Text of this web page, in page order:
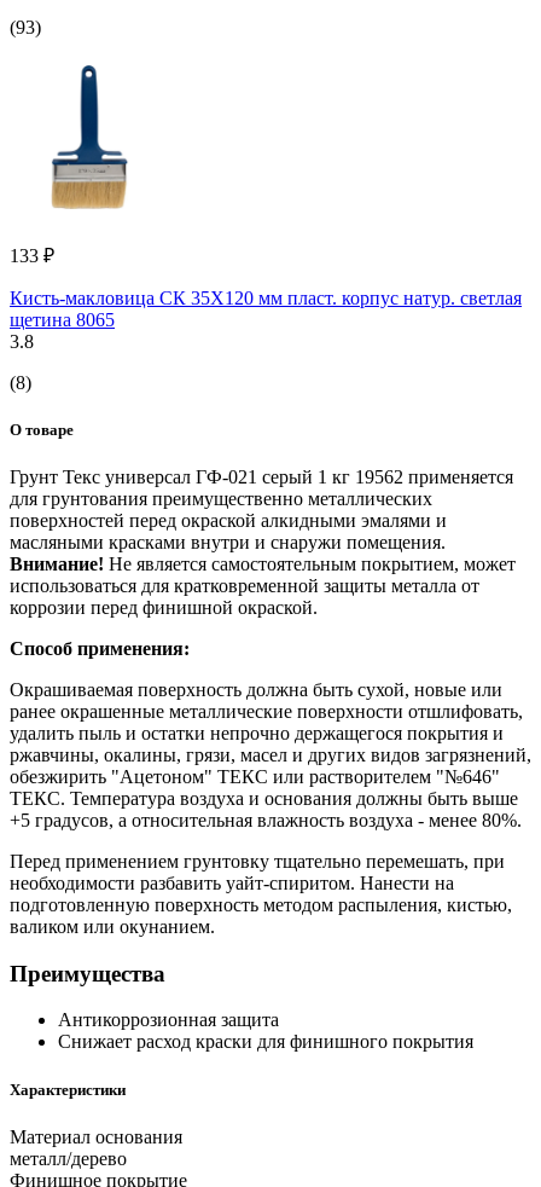
(93)
133 ₽
Кисть-макловица СК 35Х120 мм пласт. корпус натур. светлая
щетина 8065
3.8
(8)
О товаре
Грунт Текс универсал ГФ-021 серый 1 кг 19562 применяется
для грунтования преимущественно металлических
поверхностей перед окраской алкидными эмалями и
масляными красками внутри и снаружи помещения.
Внимание! Не является самостоятельным покрытием, может
использоваться для кратковременной защиты металла от
коррозии перед финишной окраской.
Способ применения:
Окрашиваемая поверхность должна быть сухой, новые или
ранее окрашенные металлические поверхности отшлифовать,
удалить пыль и остатки непрочно держащегося покрытия и
ржавчины, окалины, грязи, масел и других видов загрязнений,
обезжирить "Ацетоном" ТЕКС или растворителем "№646"
ТЕКС. Температура воздуха и основания должны быть выше
+5 градусов, а относительная влажность воздуха - менее 80%.
Перед применением грунтовку тщательно перемешать, при
необходимости разбавить уайт-спиритом. Нанести на
подготовленную поверхность методом распыления, кистью,
валиком или окунанием.
Преимущества
Антикоррозионная защита
Снижает расход краски для финишного покрытия
Характеристики
Материал основания
металл/дерево
Финишное покрытие